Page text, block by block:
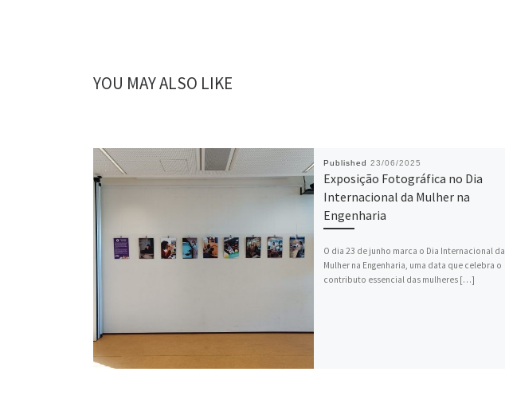
YOU MAY ALSO LIKE
Published 23/06/2025
Exposição Fotográfica no Dia
Internacional da Mulher na
Engenharia
O dia 23 de junho marca o Dia Internacional da
Mulher na Engenharia, uma data que celebra o
contributo essencial das mulheres […]